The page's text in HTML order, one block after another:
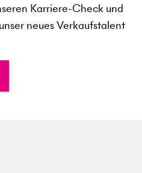
Karriere-Check und
neues Verkaufstalent